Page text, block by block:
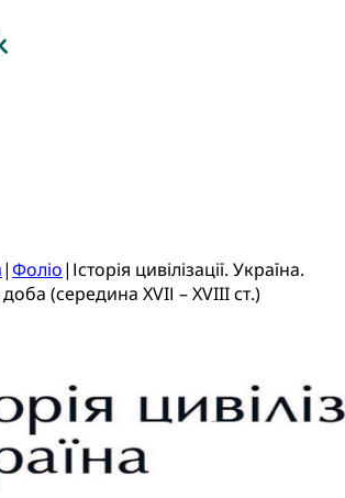
|Фоліо| Історія цивілізації. Україна.
(середина XVIІ – XVIII ст.)